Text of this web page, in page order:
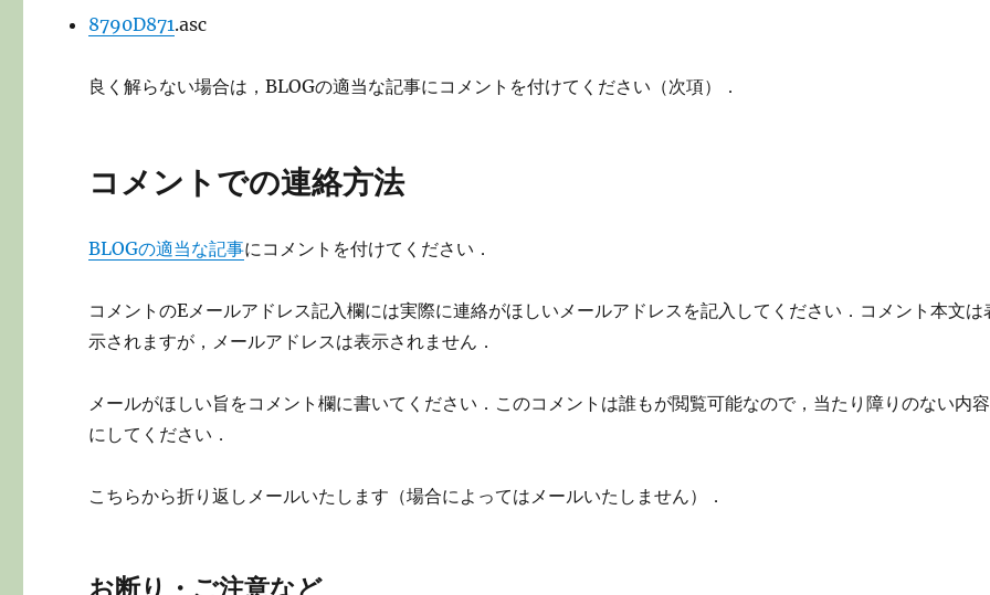
8790D871.asc
良く解らない場合は，BLOGの適当な記事にコメントを付けてください（次項）．
コメントでの連絡方法
BLOGの適当な記事にコメントを付けてください．
コメントのEメールアドレス記入欄には実際に連絡がほしいメールアドレスを記入してください．コメント本文は
示されますが，メールアドレスは表示されません．
メールがほしい旨をコメント欄に書いてください．このコメントは誰もが閲覧可能なので，当たり障りのない内容
にしてください．
こちらから折り返しメールいたします（場合によってはメールいたしません）．
お断り・ご注意など